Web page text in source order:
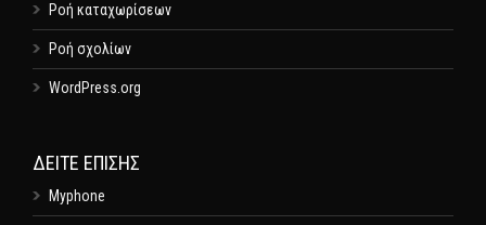
Ροή καταχωρίσεων
Ροή σχολίων
WordPress.org
ΔΕΊΤΕ ΕΠΊΣΗΣ
Myphone